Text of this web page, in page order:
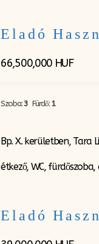
Eladó
66,500,000 HUF
Szoba:3 Fürdő: 1
Bp. X. kerületben, Tara
étkező, WC,
Eladó